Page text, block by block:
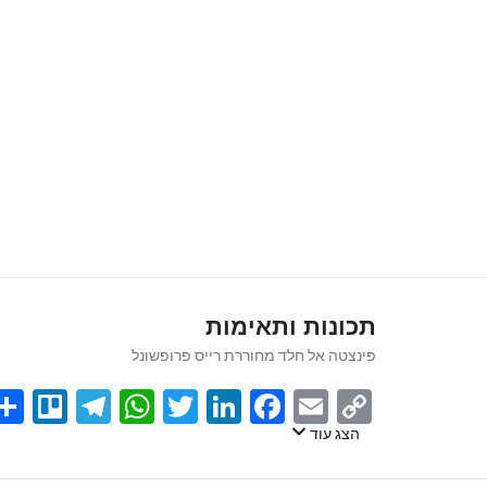
תכונות ותאימות
פינצטה אל חלד מחוררת רייס פרופשונל
Copy
Link
Email
Facebook
LinkedIn
Twitter
הצג עוד